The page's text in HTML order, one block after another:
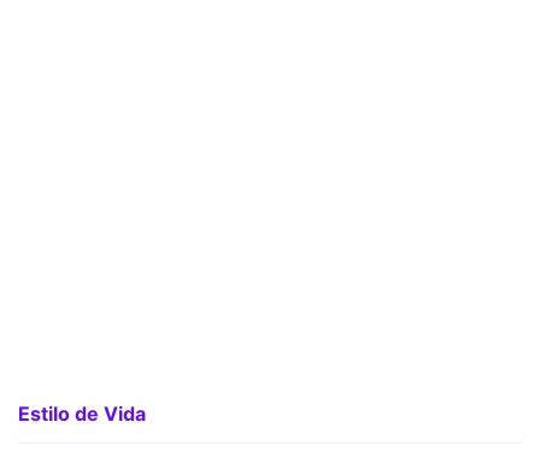
Estilo de Vida